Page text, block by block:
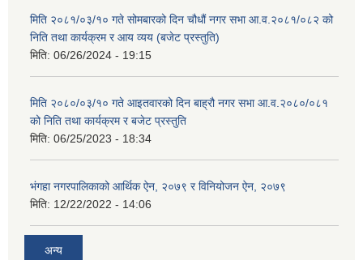
मिति २०८१/०३/१० गते सोमबारको दिन चौधौं नगर सभा आ.व.२०८१/०८२ को
निति तथा कार्यक्रम र आय व्यय (बजेट प्रस्तुति)
मिति: 06/26/2024 - 19:15
मिति २०८०/०३/१० गते आइतवारको दिन बाह्रौ नगर सभा आ.व.२०८०/०८१
को निति तथा कार्यक्रम र बजेट प्रस्तुति
मिति: 06/25/2023 - 18:34
भंगहा नगरपालिकाको आर्थिक ऐन, २०७९ र विनियोजन ऐन, २०७९
मिति: 12/22/2022 - 14:06
अन्य